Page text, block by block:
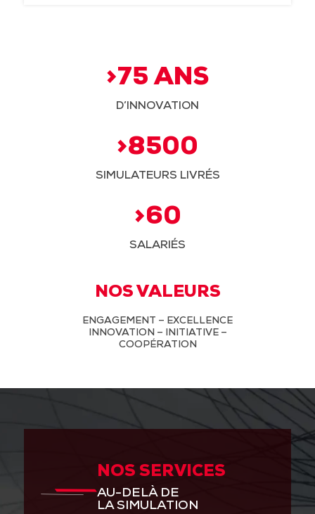
>75 ANS
D’INNOVATION
>8500
SIMULATEURS LIVRÉS
>60
SALARIÉS
NOS VALEURS
ENGAGEMENT – EXCELLENCE
INNOVATION – INITIATIVE –
COOPÉRATION
NOS SERVICES
AU-DELÀ DE
LA SIMULATION